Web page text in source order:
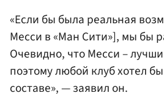
«Если бы была реальная
Месси в «Ман Сити»], мы бы
Очевидно, что Месси –
поэтому любой клуб хотел
составе», — заявил он.